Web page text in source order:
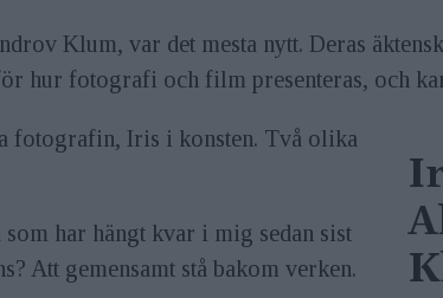
Klum, var det mesta nytt. Deras
hur fotografi och film presenteras, och
fotografin, Iris i konsten. Två olika
har hängt kvar i mig sedan sist
Att gemensamt stå bakom verken.